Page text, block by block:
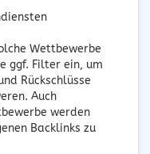
Wettbewerbe
ggf. Filter ein, um
Rückschlüsse
Auch
werden
Backlinks zu